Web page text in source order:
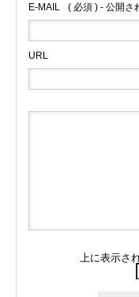
E-MAIL ( 必須 ) - 公開さ
URL
上に表示さ